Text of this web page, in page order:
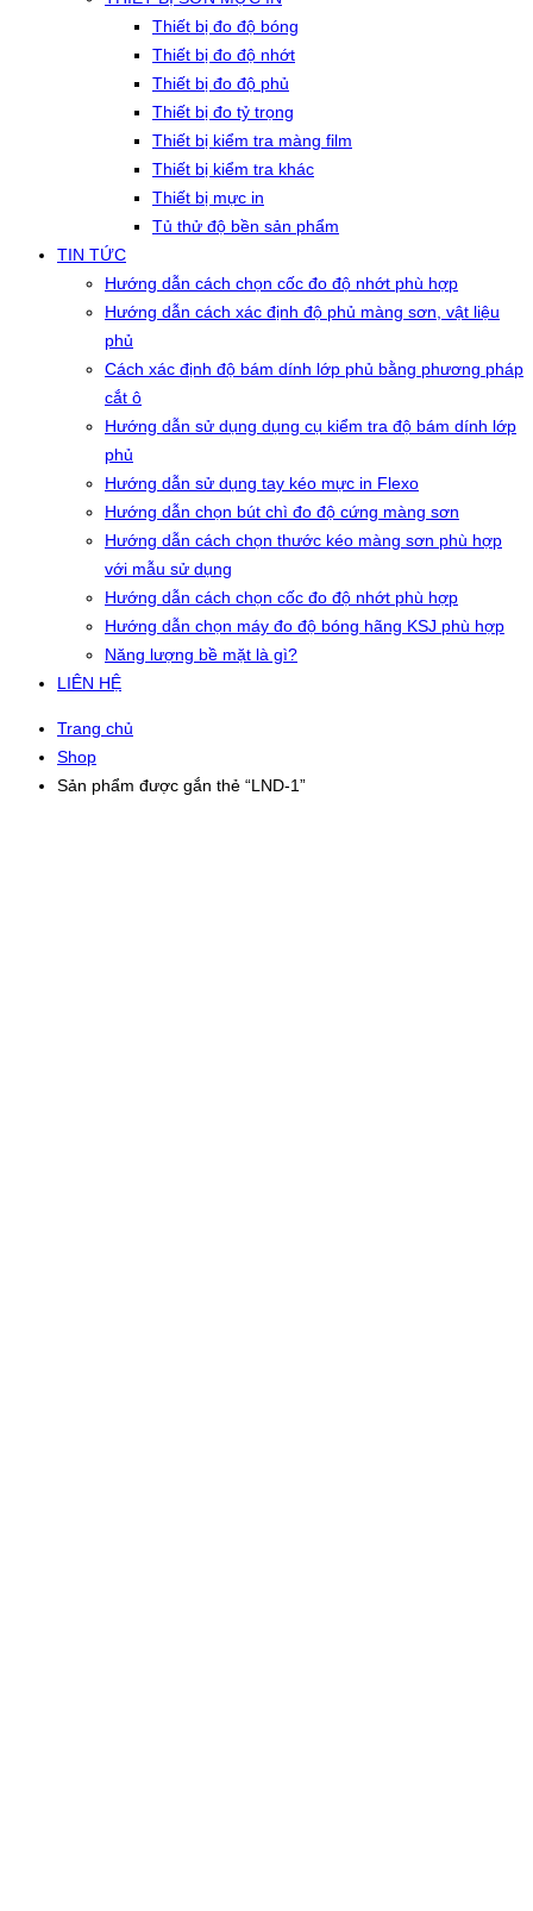
Thiết bị đo độ bóng
Thiết bị đo độ nhớt
Thiết bị đo độ phủ
Thiết bị đo tỷ trọng
Thiết bị kiểm tra màng film
Thiết bị kiểm tra khác
Thiết bị mực in
Tủ thử độ bền sản phẩm
TIN TỨC
Hướng dẫn cách chọn cốc đo độ nhớt phù hợp
Hướng dẫn cách xác định độ phủ màng sơn, vật liệu
phủ
Cách xác định độ bám dính lớp phủ bằng phương pháp
cắt ô
Hướng dẫn sử dụng dụng cụ kiểm tra độ bám dính lớp
phủ
Hướng dẫn sử dụng tay kéo mực in Flexo
Hướng dẫn chọn bút chì đo độ cứng màng sơn
Hướng dẫn cách chọn thước kéo màng sơn phù hợp
với mẫu sử dụng
Hướng dẫn cách chọn cốc đo độ nhớt phù hợp
Hướng dẫn chọn máy đo độ bóng hãng KSJ phù hợp
Năng lượng bề mặt là gì?
LIÊN HỆ
Trang chủ
Shop
Sản phẩm được gắn thẻ “LND-1”